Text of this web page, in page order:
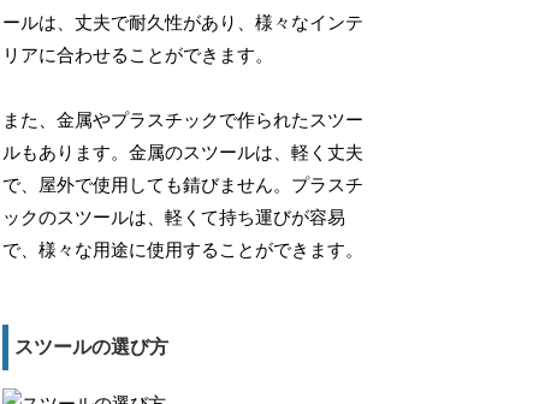
ールは、丈夫で耐久性があり、様々なインテ
リアに合わせることができます。
また、金属やプラスチックで作られたスツー
ルもあります。金属のスツールは、軽く丈夫
で、屋外で使用しても錆びません。プラスチ
ックのスツールは、軽くて持ち運びが容易
で、様々な用途に使用することができます。
スツールの選び方